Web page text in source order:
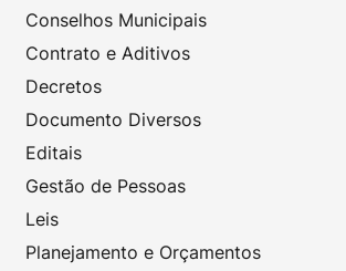
Conselhos Municipais
Contrato e Aditivos
Decretos
Documento Diversos
Editais
Gestão de Pessoas
Leis
Planejamento e Orçamentos